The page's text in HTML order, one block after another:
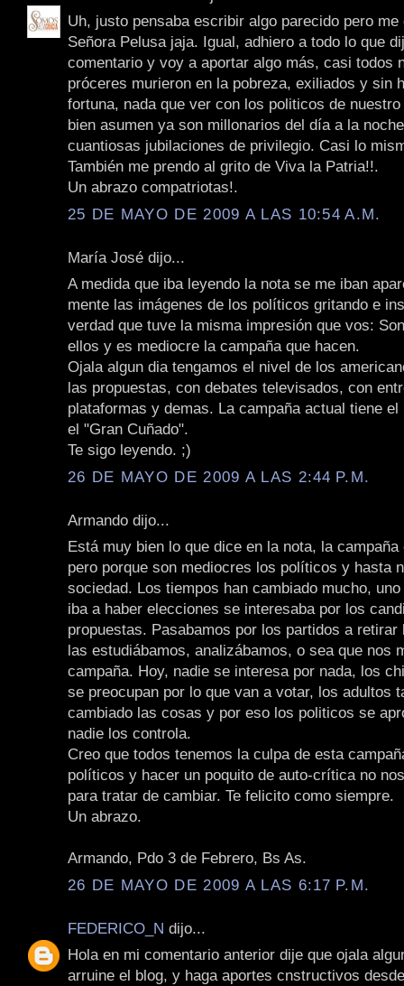
Uh, justo pensaba escribir algo parecido pero me
Señora Pelusa jaja. Igual, adhiero a todo lo que
comentario y voy a aportar algo más, casi todos
próceres murieron en la pobreza, exiliados y sin
fortuna, nada que ver con los politicos de
bien asumen ya son millonarios del día a la
cuantiosas jubilaciones de privilegio. Casi lo
También me prendo al grito de Viva la Patria!!.
Un abrazo compatriotas!.
25 DE MAYO DE 2009 A LAS 10:54 A.M.
María José dijo...
A medida que iba leyendo la nota se me iban
mente las imágenes de los políticos gritando e
verdad que tuve la misma impresión que vos:
ellos y es mediocre la campaña que hacen.
Ojala algun dia tengamos el nivel de los
las propuestas, con debates televisados, con
plataformas y demas. La campaña actual tiene
el "Gran Cuñado".
Te sigo leyendo. ;)
26 DE MAYO DE 2009 A LAS 2:44 P.M.
Armando dijo...
Está muy bien lo que dice en la nota, la
pero porque son mediocres los políticos y hasta
sociedad. Los tiempos han cambiado mucho,
iba a haber elecciones se interesaba por los
propuestas. Pasabamos por los partidos a retirar
las estudiábamos, analizábamos, o sea que nos
campaña. Hoy, nadie se interesa por nada, los
se preocupan por lo que van a votar, los adultos
cambiado las cosas y por eso los politicos se
nadie los controla.
Creo que todos tenemos la culpa de esta
políticos y hacer un poquito de auto-crítica no
para tratar de cambiar. Te felicito como siempre.
Un abrazo.
Armando, Pdo 3 de Febrero, Bs As.
26 DE MAYO DE 2009 A LAS 6:17 P.M.
FEDERICO_N dijo...
Hola en mi comentario anterior dije que ojala
arruine el blog, y haga aportes cnstructivos